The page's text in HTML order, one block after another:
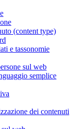
(content type)
e tassonomie
sul web
semplice
dei contenuti